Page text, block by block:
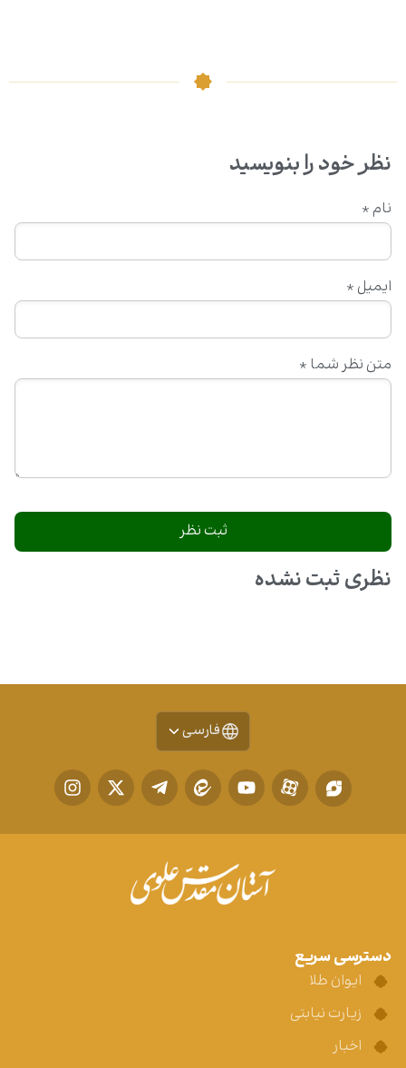
نظر خود را بنویسید
متن نظر شما *
نام *
ایمیل *
نظری ثبت نشده
فارسی
دسترسی سریع
ایوان طلا
زیارت نیابتی
اخبار